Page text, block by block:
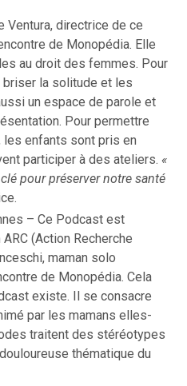
Ventura, directrice de ce
de Monopédia. Elle
au droit des femmes. Pour
briser la solitude et les
un espace de parole et
Pour permettre
les enfants sont pris en
participer à des ateliers. «
pour préserver notre santé
–Ce Podcast est
(Action Recherche
maman solo
de Monopédia. Cela
existe. Il se consacre
par les mamans elles-
traitent des stéréotypes
thématique du